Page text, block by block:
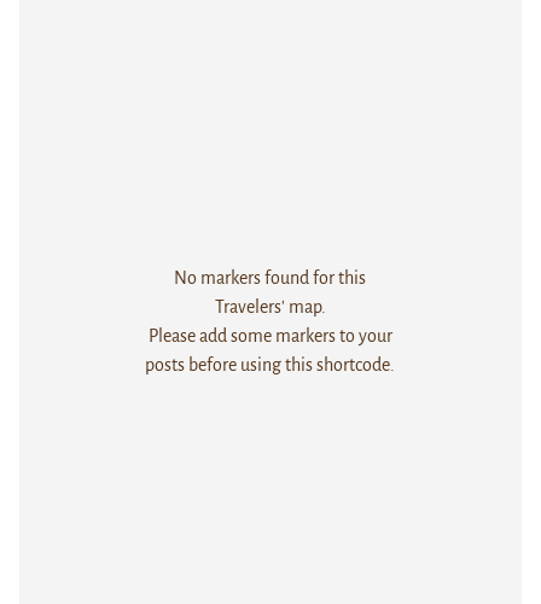
No markers found for this
Travelers' map.
Please add some markers to your
posts before using this shortcode.